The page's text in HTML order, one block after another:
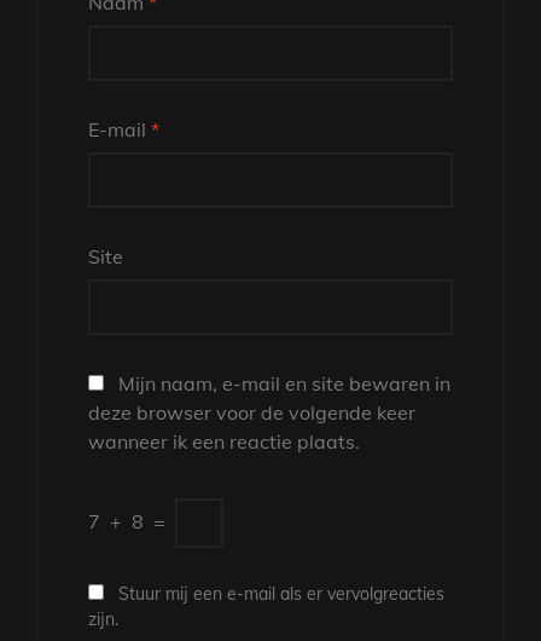
E-mail *
Site
Mijn naam, e-mail en site bewaren in
deze browser voor de volgende keer
wanneer ik een reactie plaats.
7 + 8 =
Stuur mij een e-mail als er vervolgreacties
zijn.